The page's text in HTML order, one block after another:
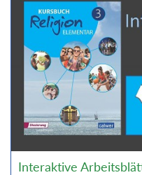
Interaktive